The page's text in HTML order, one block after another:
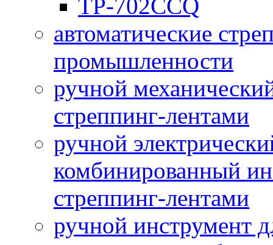
ТР-702СCQ
автоматические
промышленности
ручной
стреппинг-лентами
ручной
комбинированный
стреппинг-лентами
ручной инструмент